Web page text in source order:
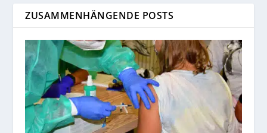
ZUSAMMENHÄNGENDE POSTS